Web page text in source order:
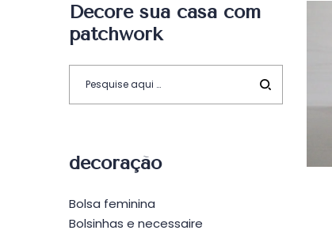
Decore sua casa com
patchwork
decoração
Bolsa feminina
Bolsinhas e necessaire